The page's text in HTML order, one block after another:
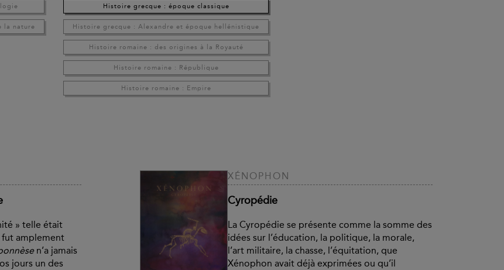
la nature
Histoire grecque : époque classique
Histoire grecque : Alexandre et époque hellénistique
Histoire romaine : des origines à la Royauté
Histoire romaine : République
Histoire romaine : Empire
» telle était
fut amplement
n’a jamais
jours un des
XÉNOPHON
Cyropédie
La Cyropédie se présente comme la somme des
idées sur l’éducation, la politique, la morale,
l’art militaire, la chasse, l’équitation, que
Xénophon avait déjà exprimées ou qu’il